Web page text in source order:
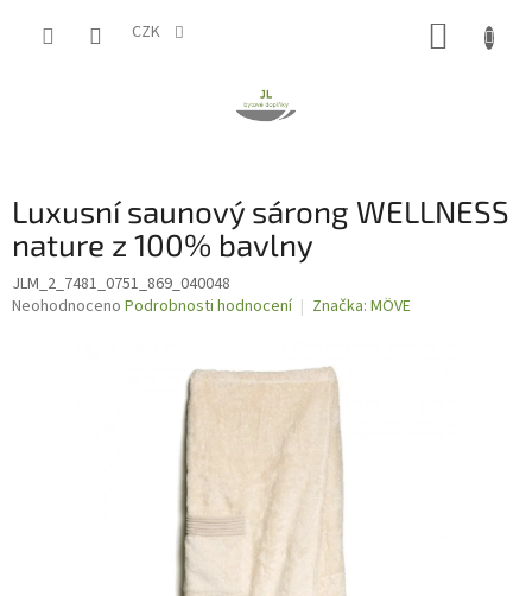
CZK
Luxusní saunový sárong WELLNESS
nature z 100% bavlny
JLM_2_7481_0751_869_040048
Průměrné
Neohodnoceno Podrobnosti hodnocení Značka: MÖVE